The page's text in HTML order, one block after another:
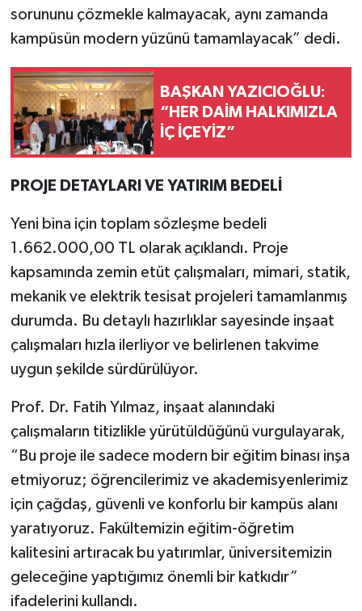
sorununu çözmekle kalmayacak, aynı zamanda
kampüsün modern yüzünü tamamlayacak” dedi.
BAŞKAN YAZICIOĞLU:
“HER DAİM HALKIMIZLA
İÇ İÇEYİZ”
PROJE DETAYLARI VE YATIRIM BEDELİ
Yeni bina için toplam sözleşme bedeli
1.662.000,00 TL olarak açıklandı. Proje
kapsamında zemin etüt çalışmaları, mimari, statik,
mekanik ve elektrik tesisat projeleri tamamlanmış
durumda. Bu detaylı hazırlıklar sayesinde inşaat
çalışmaları hızla ilerliyor ve belirlenen takvime
uygun şekilde sürdürülüyor.
Prof. Dr. Fatih Yılmaz, inşaat alanındaki
çalışmaların titizlikle yürütüldüğünü vurgulayarak,
“Bu proje ile sadece modern bir eğitim binası inşa
etmiyoruz; öğrencilerimiz ve akademisyenlerimiz
için çağdaş, güvenli ve konforlu bir kampüs alanı
yaratıyoruz. Fakültemizin eğitim-öğretim
kalitesini artıracak bu yatırımlar, üniversitemizin
geleceğine yaptığımız önemli bir katkıdır”
ifadelerini kullandı.